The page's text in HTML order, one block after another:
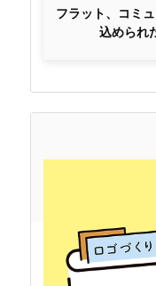
フラット、コミ
込められ